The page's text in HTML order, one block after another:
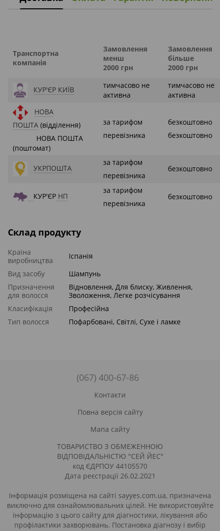
Транспортна
компанія
Замовлення
менш
2000 грн
Замовлення
більше
2000 грн
КУР'ЄР КИЇВ
тимчасово не
активна
тимчасово не
активна
НОВА
ПОШТА (відділення)
НОВА ПОШТА
(поштомат)
за тарифом
перевізника
безкоштовно
безкоштовно
УКРПОШТА
за тарифом
перевізника
безкоштовно
КУР'ЄР НП
за тарифом
перевізника
безкоштовно
Склад продукту
Країна
виробництва
Іспанія
Вид засобу
Шампунь
Призначення
для волосся
Відновлення, Для блиску, Живлення,
Зволоження, Легке розчісування
Класифікація
Професійна
Тип волосся
Пофарбовані, Світлі, Сухе і ламке
(067) 400-67-86
Контакти
Повна версія сайту
Мапа сайту
ТОВАРИСТВО З ОБМЕЖЕННОЮ
ВІДПОВІДАЛЬНІСТЮ "СЕЙ ЙЕС"
код ЄДРПОУ 44105570
Дата реєстрації 26.02.2021
Інформація розміщена на сайті sayyes.com.ua, призначена
виключно для ознайомлювальних цілей. Не використовуйте
інформацію з цього сайту для діагностики, лікування або
профілактики захворювань. Постановка діагнозу і вибір